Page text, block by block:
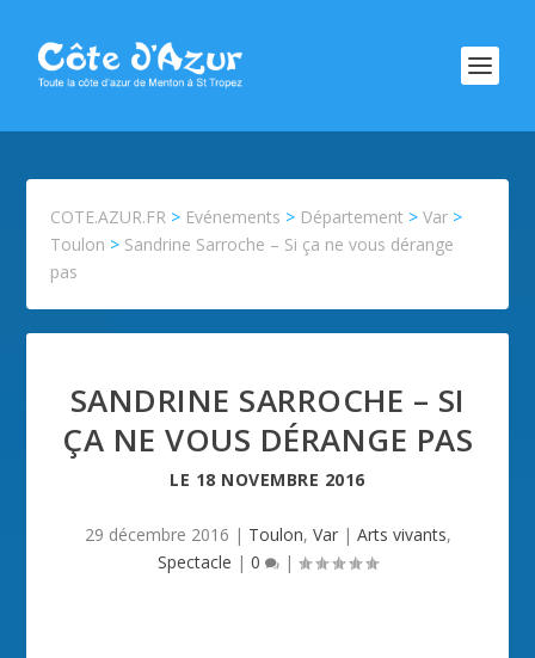
COTE.AZUR.FR > Evénements > Département >Var >
Toulon > Sandrine Sarroche – Si ça ne vous dérange
pas
SANDRINE SARROCHE – SI
ÇA NE VOUS DÉRANGE PAS
LE 18 NOVEMBRE 2016
29 décembre 2016 | Toulon, Var| Arts vivants,
Spectacle | 0 |